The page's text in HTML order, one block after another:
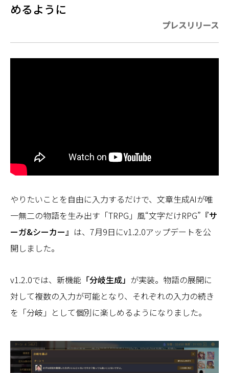
めるように
プレスリリース
やりたいことを自由に入力するだけで、文章生成AIが唯
一無二の物語を生み出す「TRPG」風“文字だけRPG” 『サ
ーガ&シーカー』 は、7月9日にv1.2.0アップデートを公
開しました。
v1.2.0では、新機能 「分岐生成」 が実装。物語の展開に
対して複数の入力が可能となり、それぞれの入力の続き
を「分岐」として個別に楽しめるようになりました。